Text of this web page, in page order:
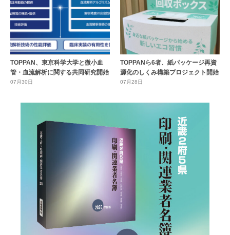
TOPPAN、東京科学大学と微小血
管・血流解析に関する共同研究開始
07月30日
TOPPANら6者、紙パッケージ再資
源化のしくみ構築プロジェクト開始
07月28日